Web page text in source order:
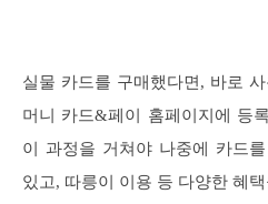
실물 카드를 구매했다면, 바로
머니 카드&페이 홈페이지에 등
이 과정을 거쳐야 나중에 카드
있고, 따릉이 이용 등 다양한 혜